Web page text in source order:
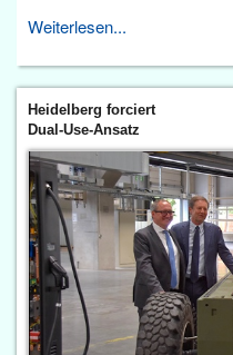
Weiterlesen...
Heidelberg forciert
Dual-Use-Ansatz